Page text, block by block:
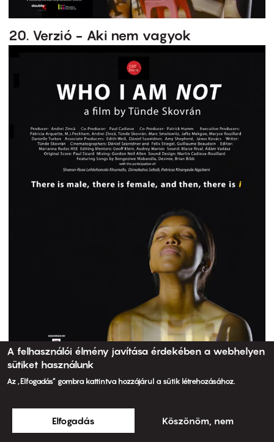
20. Verzió - Aki nem vagyok
A felhasználói élmény javítása érdekében a webhelyen
sütiket használunk
Az „Elfogadás” gombra kattintva hozzájárul a sütik létrehozásához.
Elfogadás Köszönöm, nem